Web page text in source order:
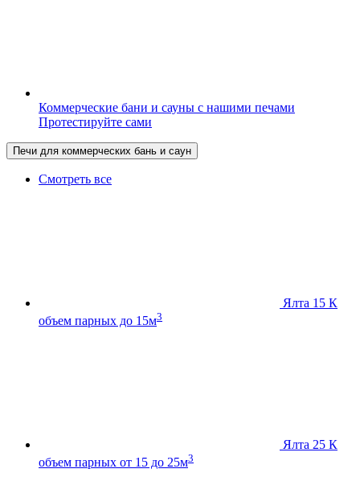
Коммерческие бани и сауны с нашими печами
Протестируйте сами
Печи для коммерческих бань и саун
Смотреть все
Ялта 15 К
объем парных до 15м3
Ялта 25 К
объем парных от 15 до 25м3